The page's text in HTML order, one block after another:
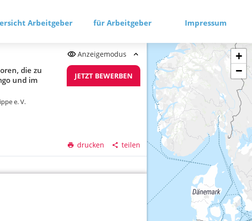
Arbeitgeber für Arbeitgeber Impressum
Anzeigemodus
die zu
und im
e. V.
JETZT BEWERBEN
drucken teilen
+
−